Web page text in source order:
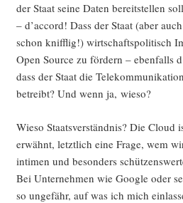
der Staat sei­ne Daten bereit­stel­len
– d’accord! Dass der Staat (aber
schon kniff­lig!) wirt­schafts­po­li­tisch
Open Source zu för­dern – eben­falls
dass der Staat die
betreibt? Und wenn ja, wieso?
Wie­so Staats­ver­ständ­nis? Die Cloud
erwähnt, letzt­lich eine Fra­ge, wem
inti­men und beson­ders
Bei Unter­neh­men wie Goog­le oder
so unge­fähr, auf was ich mich